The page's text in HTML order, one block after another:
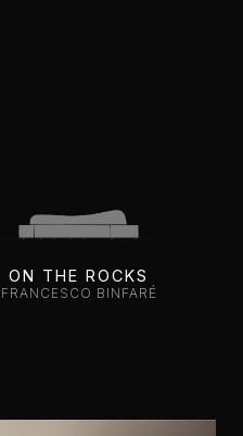
ON THE ROCKS
FRANCESCO BINFARÉ